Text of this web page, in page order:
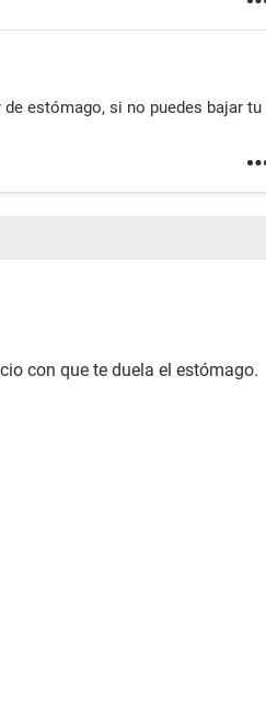
estómago, si no puedes bajar tu
con que te duela el estómago.